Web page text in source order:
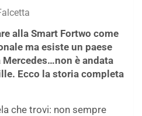
alla Smart Fortwo come
ma esiste un paese
è andata
Ecco la storia completa
che trovi: non sempre